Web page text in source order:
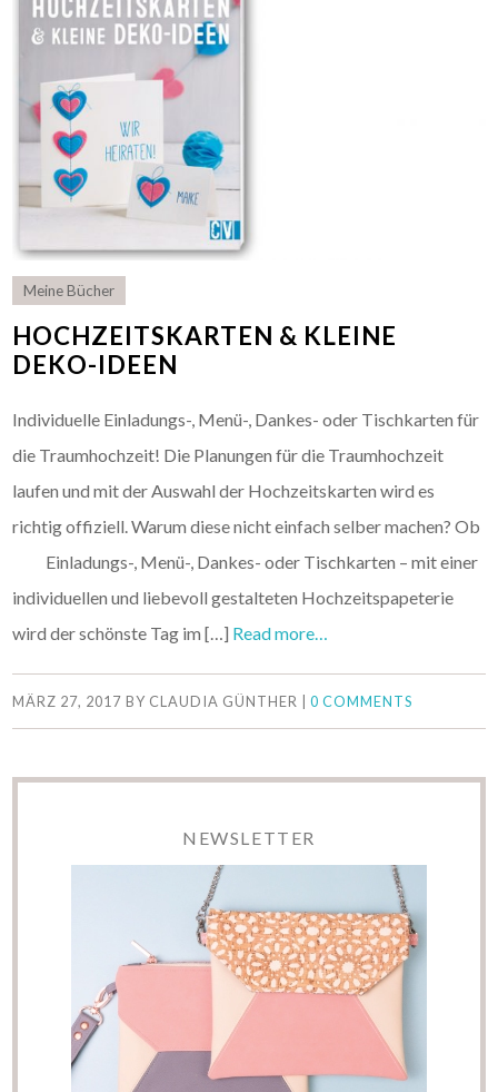
Meine Bücher
HOCHZEITSKARTEN & KLEINE
DEKO-IDEEN
Individuelle Einladungs-, Menü-, Dankes- oder Tischkarten für
die Traumhochzeit! Die Planungen für die Traumhochzeit
laufen und mit der Auswahl der Hochzeitskarten wird es
richtig offiziell. Warum diese nicht einfach selber machen? Ob
Einladungs-, Menü-, Dankes- oder Tischkarten – mit einer
individuellen und liebevoll gestalteten Hochzeitspapeterie
wird der schönste Tag im […] Read more…
MÄRZ 27, 2017 BY CLAUDIA GÜNTHER |0 COMMENTS
NEWSLETTER